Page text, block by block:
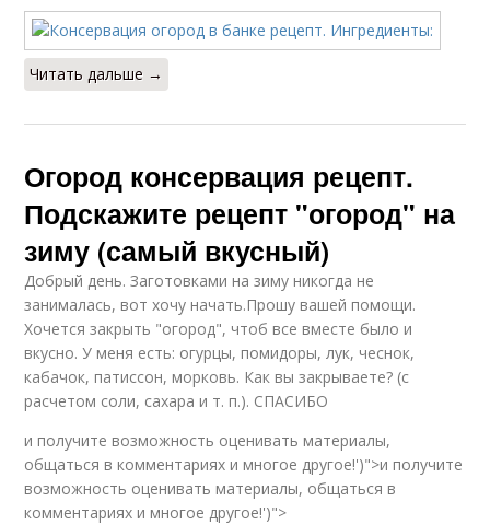
Читать дальше →
Огород консервация рецепт.
Подскажите рецепт "огород" на
зиму (самый вкусный)
Добрый день. Заготовками на зиму никогда не
занималась, вот хочу начать.Прошу вашей помощи.
Хочется закрыть "огород", чтоб все вместе было и
вкусно. У меня есть: огурцы, помидоры, лук, чеснок,
кабачок, патиссон, морковь. Как вы закрываете? (с
расчетом соли, сахара и т. п.). СПАСИБО
и получите возможность оценивать материалы,
общаться в комментариях и многое другое!')">и получите
возможность оценивать материалы, общаться в
комментариях и многое другое!')">